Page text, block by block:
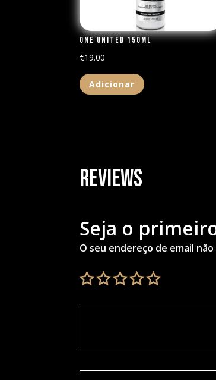
One United 150ml
€19.00
Adicionar
Reviews
Seja o
O seu endereço de email